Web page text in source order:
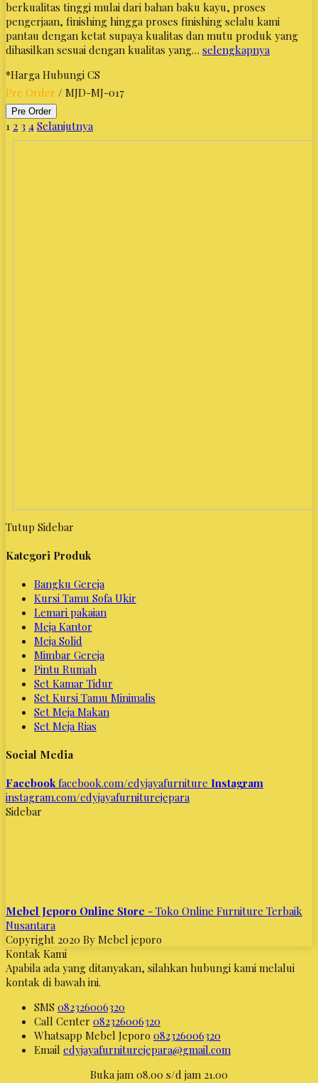
berkualitas tinggi mulai dari bahan baku kayu, proses
pengerjaan, finishing hingga proses finishing selalu kami
pantau dengan ketat supaya kualitas dan mutu produk yang
dihasilkan sesuai dengan kualitas yang… selengkapnya
*Harga Hubungi CS
Pre Order / MJD-MJ-017
Pre Order
1 2 3 4 Selanjutnya
Tutup Sidebar
Kategori Produk
Bangku Gereja
Kursi Tamu Sofa Ukir
Lemari pakaian
Meja Kantor
Meja Solid
Mimbar Gereja
Pintu Rumah
Set Kamar Tidur
Set Kursi Tamu Minimalis
Set Meja Makan
Set Meja Rias
Social Media
Facebook facebook.com/edyjayafurniture Instagram
instagram.com/edyjayafurniturejepara
Sidebar
Mebel Jeporo Online Store - Toko Online Furniture Terbaik
Nusantara
Copyright 2020 By Mebel jeporo
Kontak Kami
Apabila ada yang ditanyakan, silahkan hubungi kami melalui
kontak di bawah ini.
SMS 082326006320
Call Center 082326006320
Whatsapp Mebel Jeporo 082326006320
Email edyjayafurniturejepara@gmail.com
Buka jam 08.00 s/d jam 21.00